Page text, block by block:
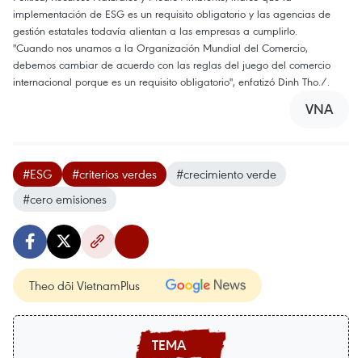
implementación de ESG es un requisito obligatorio y las agencias de
gestión estatales todavía alientan a las empresas a cumplirlo.
"Cuando nos unamos a la Organización Mundial del Comercio,
debemos cambiar de acuerdo con las reglas del juego del comercio
internacional porque es un requisito obligatorio", enfatizó Dinh Tho./.
VNA
#ESG #criterios verdes
#crecimiento verde
#cero emisiones
Theo dõi VietnamPlus